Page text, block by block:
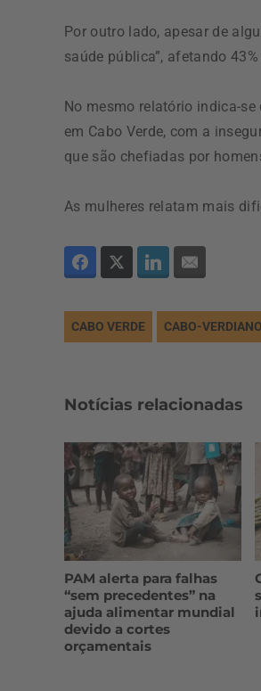
Por outro lado, apesar de
saúde pública”, afetando
No mesmo relatório indica-
em Cabo Verde, com a
que são chefiadas por
As mulheres relatam mais
CABO VERDE CABO-
Notícias relacionadas
PAM alerta para falhas
“sem precedentes” na
ajuda alimentar mundial
devido a cortes
orçamentais